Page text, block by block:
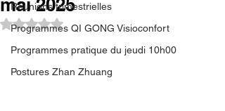
Réunions trimestrielles
Programmes QI GONG Visioconfort
Programmes pratique du jeudi 10h00
Postures Zhan Zhuang
mai 2025
Noté NaN étoiles sur 5.